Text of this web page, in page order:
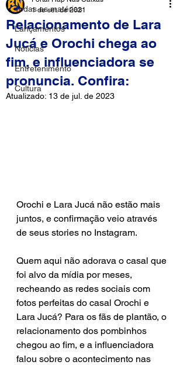
Todas as matérias
Lançamentos
Notícias
Entretenimento
Cultura
Relacionamento de Lara
Jucá e Orochi chega ao
fim, e influenciadora se
pronuncia. Confira:
1 de set. de 2021
Atualizado: 13 de jul. de 2023
Orochi e Lara Jucá não estão mais
juntos, e confirmação veio através
de seus stories no Instagram.
Quem aqui não adorava o casal que
foi alvo da mídia por meses,
recheando as redes sociais com
fotos perfeitas do casal Orochi e
Lara Jucá? Para os fãs de plantão, o
relacionamento dos pombinhos
chegou ao fim, e a influenciadora
falou sobre o acontecimento nas